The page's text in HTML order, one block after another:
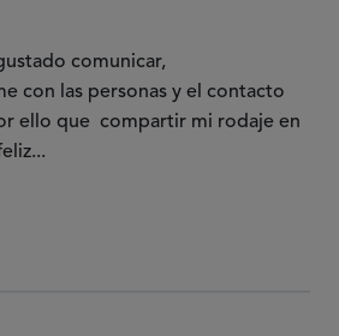
comunicar,
con las personas y el contacto
ello que compartir mi rodaje en